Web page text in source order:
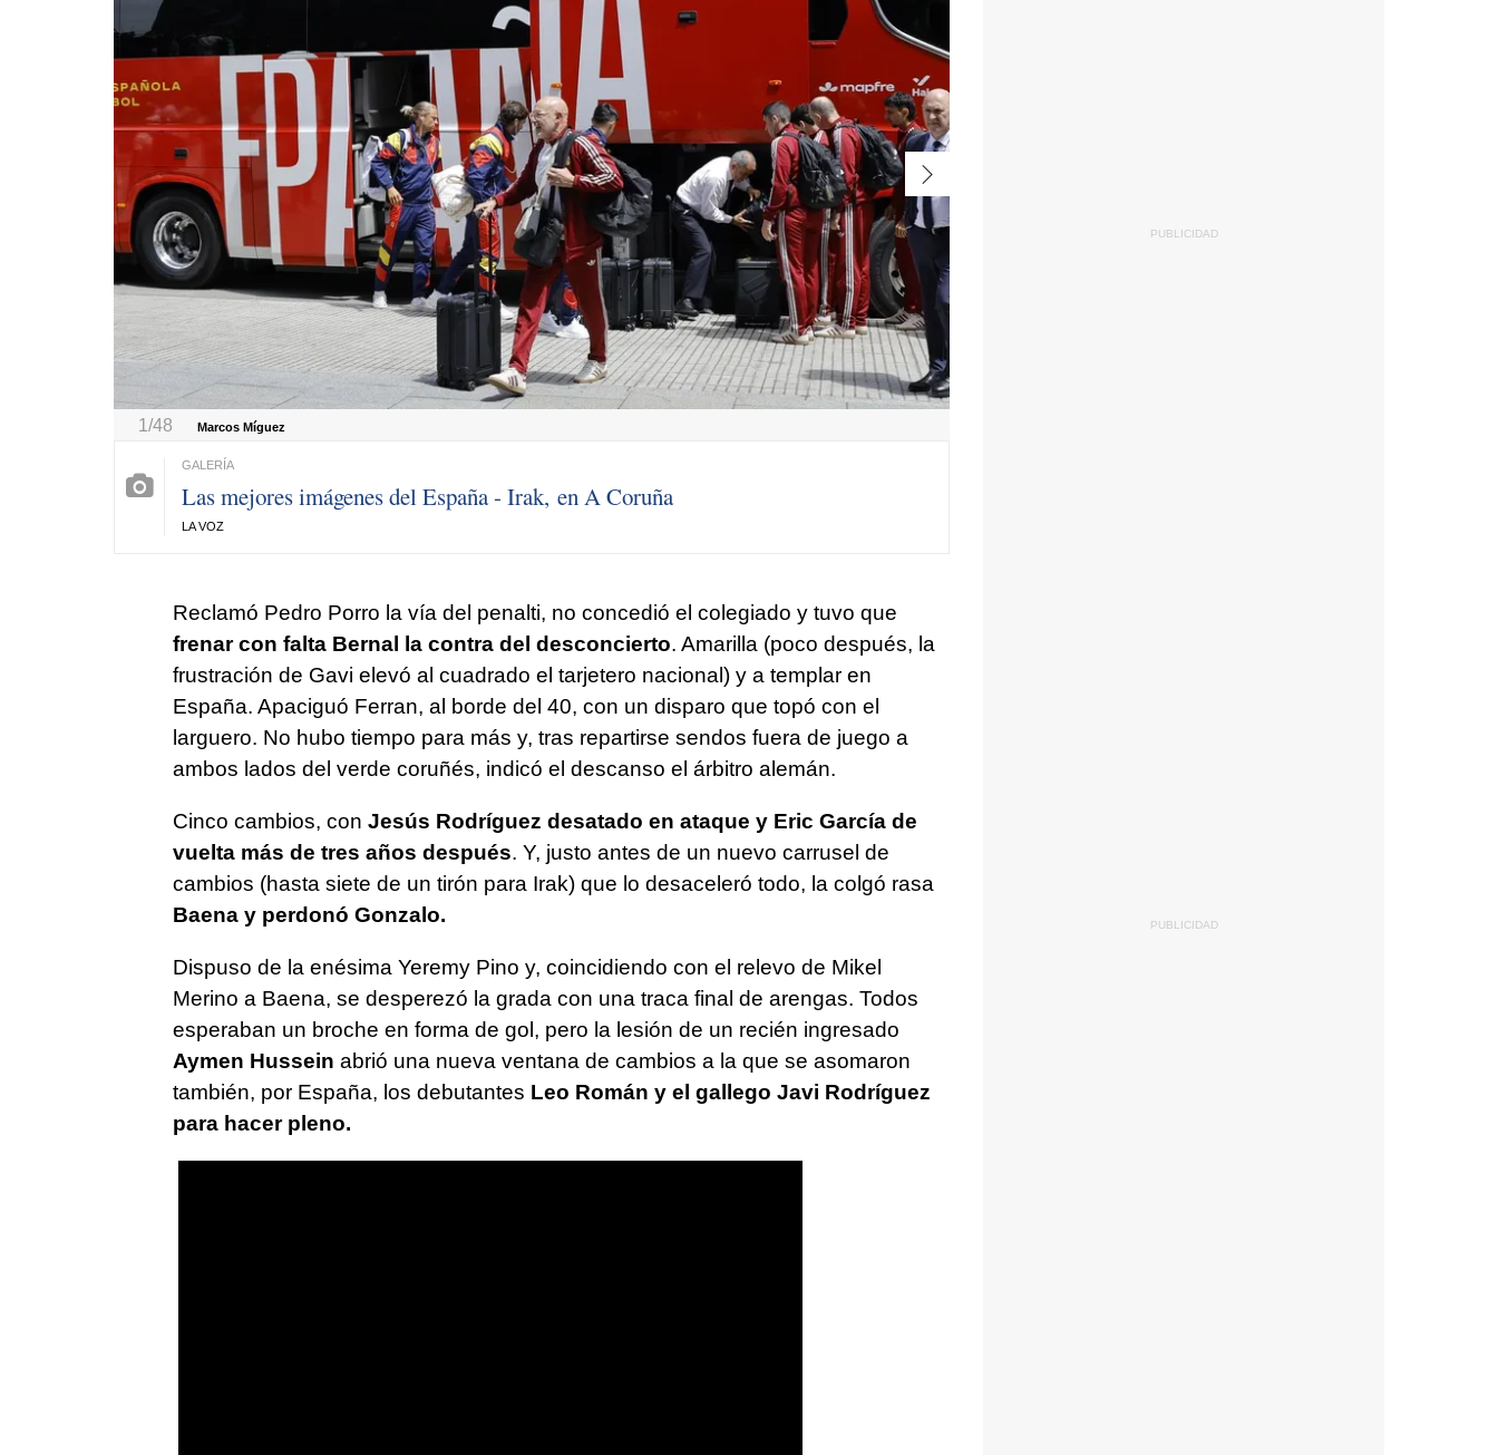
1/48 Marcos Míguez
Las mejores imágenes del España - Irak, en A Coruña
LA VOZ
Reclamó Pedro Porro la vía del penalti, no concedió el colegiado y tuvo que
frenar con falta Bernal la contra del desconcierto. Amarilla (poco después, la
frustración de Gavi elevó al cuadrado el tarjetero nacional) y a templar en
España. Apaciguó Ferran, al borde del 40, con un disparo que topó con el
larguero. No hubo tiempo para más y, tras repartirse sendos fuera de juego a
ambos lados del verde coruñés, indicó el descanso el árbitro alemán.
Cinco cambios, con Jesús Rodríguez desatado en ataque y Eric García de
vuelta más de tres años después. Y, justo antes de un nuevo carrusel de
cambios (hasta siete de un tirón para Irak) que lo desaceleró todo, la colgó rasa
Baena y perdonó Gonzalo.
Dispuso de la enésima Yeremy Pino y, coincidiendo con el relevo de Mikel
Merino a Baena, se desperezó la grada con una traca final de arengas. Todos
esperaban un broche en forma de gol, pero la lesión de un recién ingresado
Aymen Hussein abrió una nueva ventana de cambios a la que se asomaron
también, por España, los debutantes Leo Román y el gallego Javi Rodríguez
para hacer pleno.